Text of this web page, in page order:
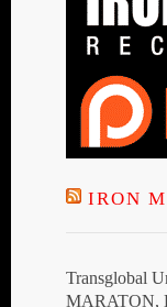
IRON
Transglobal
MARATON,